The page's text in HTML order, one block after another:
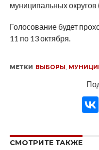
муниципальных
Голосование будет
11 по 13 октября.
МЕТКИ ВЫБОРЫ,
СМОТРИТЕ ТАКЖЕ